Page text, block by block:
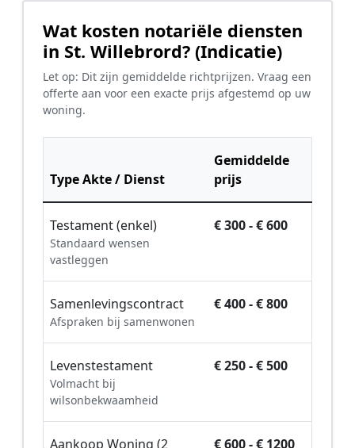
Wat kosten notariële diensten
in St. Willebrord? (Indicatie)
Let op: Dit zijn gemiddelde richtprijzen. Vraag een
offerte aan voor een exacte prijs afgestemd op uw
woning.
Type Akte / Dienst
Gemiddelde
prijs
Testament (enkel)
Standaard wensen
vastleggen
€ 300 - € 600
Samenlevingscontract
Afspraken bij samenwonen
€ 400 - € 800
Levenstestament
Volmacht bij
wilsonbekwaamheid
€ 250 - € 500
Aankoop Woning (2
€ 600 - € 1200